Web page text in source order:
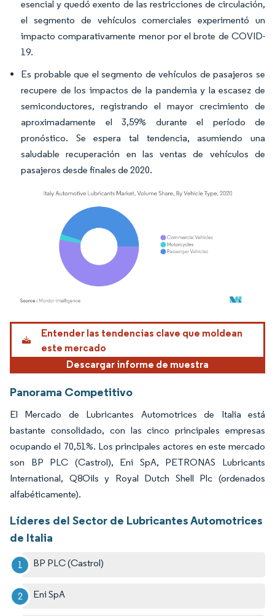
esencial y quedó exento de las restricciones de circulación,
el segmento de vehículos comerciales experimentó un
impacto comparativamente menor por el brote de COVID-
19.
Es probable que el segmento de vehículos de pasajeros se
recupere de los impactos de la pandemia y la escasez de
semiconductores, registrando el mayor crecimiento de
aproximadamente el 3,59% durante el período de
pronóstico. Se espera tal tendencia, asumiendo una
saludable recuperación en las ventas de vehículos de
pasajeros desde finales de 2020.
Imagen © Mordor Intelligence. El uso requiere atribución según CC BY 4.0.
Entender las tendencias clave que moldean
este mercado
Descargar informe de muestra
Panorama Competitivo
El Mercado de Lubricantes Automotrices de Italia está
bastante consolidado, con las cinco principales empresas
ocupando el 70,51%. Los principales actores en este mercado
son BP PLC (Castrol), Eni SpA, PETRONAS Lubricants
International, Q8Oils y Royal Dutch Shell Plc (ordenados
alfabéticamente).
Líderes del Sector de Lubricantes Automotrices
de Italia
BP PLC (Castrol)
Eni SpA